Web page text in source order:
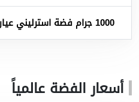
1000 جرام فضة استرليني عيار 92.5
أسعار الفضة عالمياً